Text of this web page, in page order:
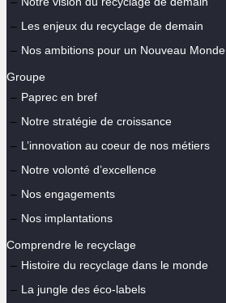
Les enjeux du recyclage de demain
Nos ambitions pour un Nouveau Monde
Groupe
Paprec en bref
Notre stratégie de croissance
L’innovation au coeur de nos métiers
Notre volonté d’excellence
Nos engagements
Nos implantations
Comprendre le recyclage
Histoire du recyclage dans le monde
La jungle des éco-labels